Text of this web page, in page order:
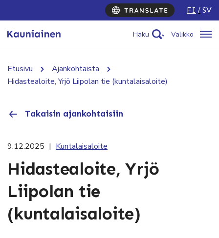
FI SV
Haku Valikko
Etusivu
Ajankohtaista
Hidastealoite, Yrjö Liipolan tie (kuntalaisaloite)
Takaisin ajankohtaisiin
9.12.2025 | Kuntalaisaloite
Hidastealoite, Yrjö
Liipolan tie
(kuntalaisaloite)